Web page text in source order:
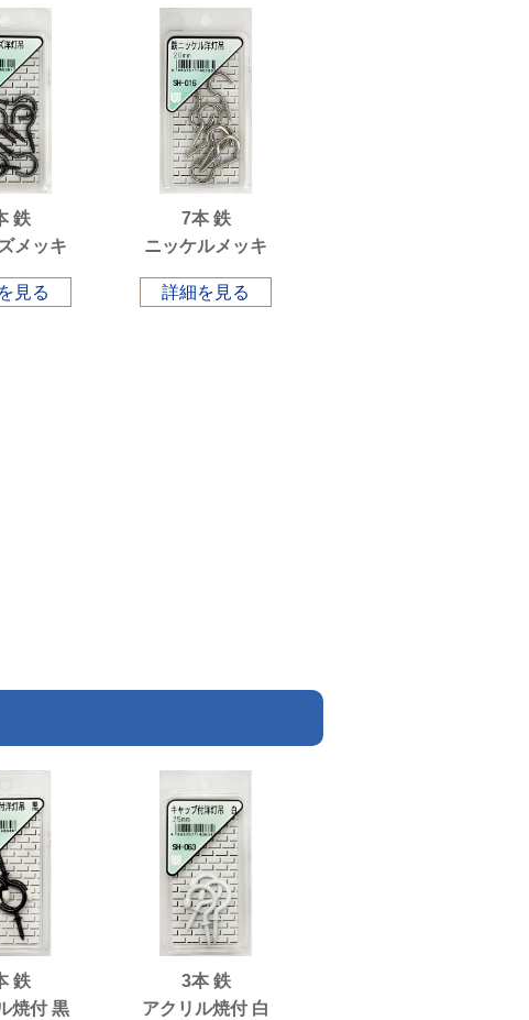
鉄
メッキ
見る
7本 鉄
ニッケルメッキ
詳細を見る
鉄
焼付 黒
3本 鉄
アクリル焼付 白